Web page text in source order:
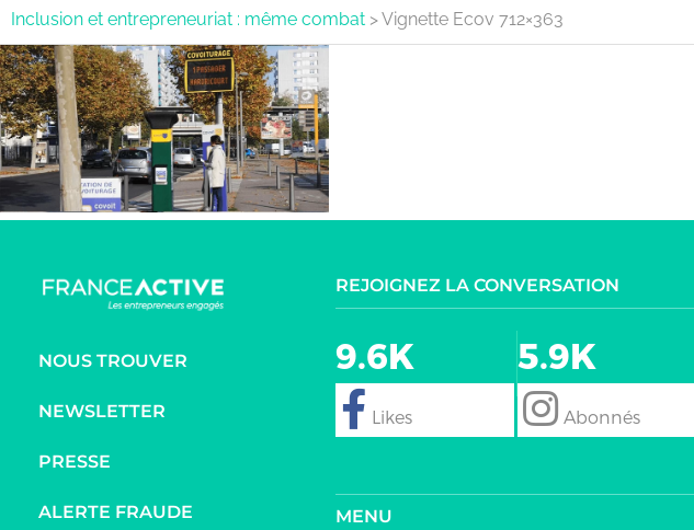
Inclusion et entrepreneuriat : même combat >Vignette Ecov 712×363
NOUS TROUVER
NEWSLETTER
PRESSE
ALERTE FRAUDE
REJOIGNEZ LA CONVERSATION
9.6K
follow
5.9K
follow
MENU